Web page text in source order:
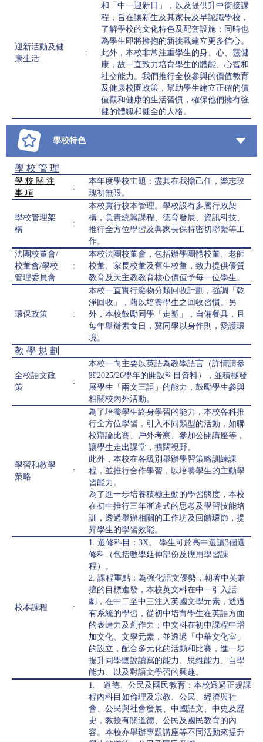
迎新活動及健
康生活
:
和「中一迎新日」，以及提供升中銜接課
程，旨在讓新生及其家長及早認識學校，
了解學校的文化特色及配套設施；同時也
為學生即將擁抱的新挑戰建立更多信心。
此外，本校非常注重學生的身、心、靈健
康，故一直致力培育學生的體能、心智和
社交能力。我們推行全校參與的價值教育
及健康校園政策，幫助學生建立正確的價
值觀和健康的生活習慣，確保他們擁有強
健的體魄和健全的人格。
學校特色
學 校 管 理
學 校 關 注
事 項
:
本年度學校主題：盡其在我擔己任，樂志玫
瑰初無限。
學校管理架
構
:
本校實行校本管理。學校設有多層行政架
構，負責統籌課程、德育發展、資訊科技、
推行全方位學習及與家長保持密切聯繫等工
作。
法團校董會/
校董會/學校
管理委員會
:
本校法團校董會，包括辦學團體校董、老師
校董、家長校董及舊生校董，致力提供優質
教育及天主教教育核心價值予每一位學生。
環保政策 :
本校一直實行廢物分類回收計劃，強調「乾
淨回收」，藉以培養學生之回收習慣。另
外，本校鼓勵同學「走塑」，自備餐具，且
每年舉辦素食日，冀同學以身作則，愛護環
境。
教 學 規 劃
全校語文政
策
:
本校一向主要以英語為教學語言（詳情請參
閱2025/26學年的開設科目資料），並積極發
展學生「兩文三語」的能力，鼓勵學生參與
相關校內外活動。
學習和教學
策略
:
為了培養學生終身學習的能力，本校各科推
行全方位學習，引入不同類型的活動，如聯
校辯論比賽、戶外考察、參加公開講座等，
讓學生走出課堂，擴闊視野。
此外，本校在各級別舉辦學習策略訓練課
程，並推行合作學習，以培養學生的主動學
習能力。
為了進一步培養積極主動的學習態度，本校
在初中推行三年漸進式的思考及學習技能培
訓，透過舉辦相關的工作坊及回饋環節，提
昇學生的學習效能。
校本課程 :
1. 選修科目：3X。 學生可於高中選讀3個選
修科（包括數學延伸部份及應用學習課
程）。
2. 課程重點：為強化語文優勢，朝著中英兼
擅的目標進發，本校英文科在中一引入話
劇，在中二至中三注入英國文學元素，透過
有系統的學習，從初中培育學生在英語方面
的表達力及創作力；中文科在初中課程中增
加文化、文學元素，並透過「中華文化室」
的設立，配合多元化的活動和比賽，進一步
提升同學聽說讀寫的能力、思維能力、自學
能力、以及對語文學習的興趣。
1. 道德、公民及國民教育：本校透過正規課
程內科目如倫理及宗教、公民、經濟與社
會、公民與社會發展、中國語文、中史及歷
史，教授有關道德、公民及國民教育的內
容。本校亦舉辦專題講座等不同活動來提升